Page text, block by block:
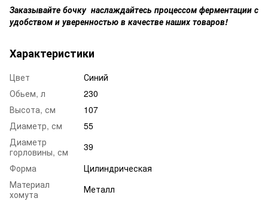
Заказывайте бочку наслаждайтесь процессом ферментации с
удобством и уверенностью в качестве наших товаров!
Характеристики
Цвет
Синий
Обьем, л
230
Высота, см
107
Диаметр, см
55
Диаметр
горловины, см
39
Форма
Цилиндрическая
Материал
хомута
Металл